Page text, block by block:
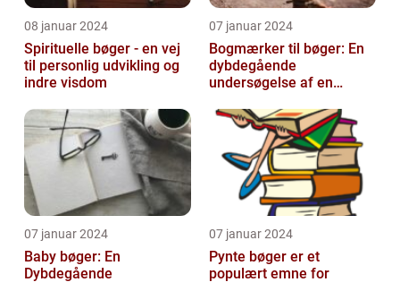
08 januar 2024
Spirituelle bøger - en vej
til personlig udvikling og
indre visdom
07 januar 2024
Bogmærker til bøger: En
dybdegående
undersøgelse af en
skat
07 januar 2024
Baby bøger: En
Dybdegående
07 januar 2024
Pynte bøger er et
populært emne for